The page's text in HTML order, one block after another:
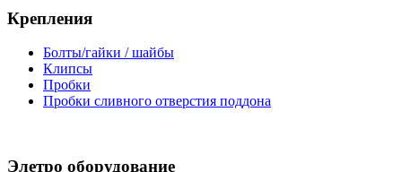
Крепления
Болты/гайки / шайбы
Клипсы
Пробки
Пробки сливного отверстия поддона
Элетро оборудование